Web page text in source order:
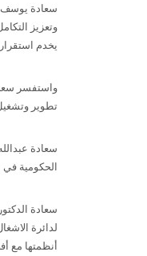
سعادة يوسف
وتعزيز
يخدم استقرار
واستفسر
تطوير
سعادة
الحكومية في
سعادة
لدائرة
أنظمتها مع